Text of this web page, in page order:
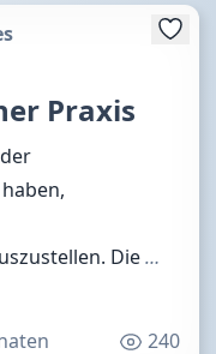
Praxis
Die…
240